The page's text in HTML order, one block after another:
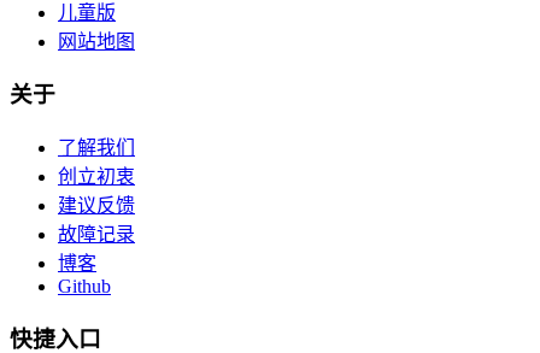
儿童版
网站地图
关于
了解我们
创立初衷
建议反馈
故障记录
博客
Github
快捷入口